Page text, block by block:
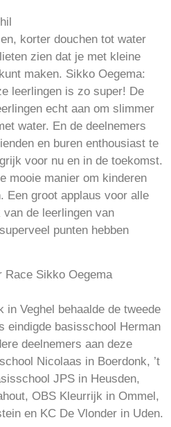
korter douchen tot water
zien dat je met kleine
maken. Sikko Oegema:
leerlingen is zo super! De
echt aan om slimmer
water. En de deelnemers
en buren enthousiast te
voor nu en in de toekomst.
mooie manier om kinderen
Een groot applaus voor alle
de leerlingen van
punten hebben
Race Sikko Oegema
in Veghel behaalde de tweede
eindigde basisschool Herman
deelnemers aan deze
Nicolaas in Boerdonk, ’t
JPS in Heusden,
OBS Kleurrijk in Ommel,
en KC De Vlonder in Uden.